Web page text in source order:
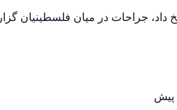
داد، جراحات در میان فلسطینیان